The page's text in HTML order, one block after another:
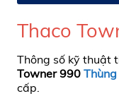
Thaco
Thông số kỹ thuật
Towner 990
cấp.